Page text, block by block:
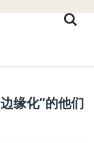
缘化”的他们